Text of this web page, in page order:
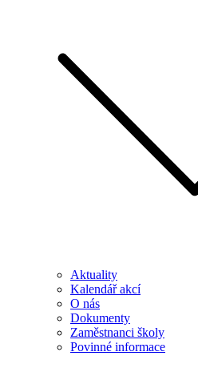
Aktuality
Kalendář akcí
O nás
Dokumenty
Zaměstnanci školy
Povinné informace